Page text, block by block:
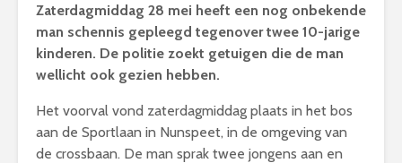
Zaterdagmiddag 28 mei heeft een nog onbekende
man schennis gepleegd tegenover twee 10-jarige
kinderen. De politie zoekt getuigen die de man
wellicht ook gezien hebben.
Het voorval vond zaterdagmiddag plaats in het bos
aan de Sportlaan in Nunspeet, in de omgeving van
de crossbaan. De man sprak twee jongens aan en